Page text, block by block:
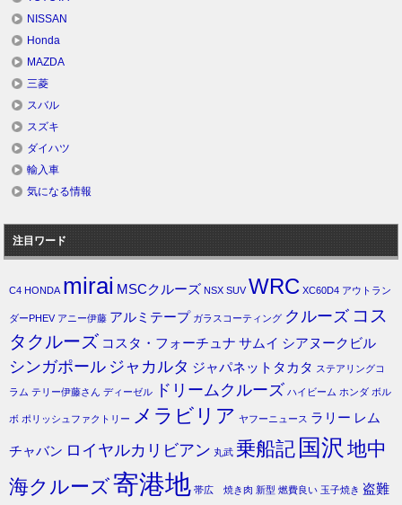
NISSAN
Honda
MAZDA
三菱
スバル
スズキ
ダイハツ
輸入車
気になる情報
注目ワード
C4 HONDA mirai MSCクルーズ NSX SUV WRC XC60D4 アウトラン
ダーPHEV アニー伊藤 アルミテープ ガラスコーティング クルーズ コス
タクルーズ コスタ・フォーチュナ サムイ シアヌークビル
シンガポール ジャカルタ ジャパネットタカタ ステアリングコ
ラム テリー伊藤さん ディーゼル ドリームクルーズ ハイビーム ホンダ ボル
ボ ポリッシュファクトリー メラビリア ヤフーニュース ラリー レム
チャバン ロイヤルカリビアン 丸武 乗船記 国沢 地中
海クルーズ寄港地 帯広 焼き肉 新型 燃費良い 玉子焼き 盗難